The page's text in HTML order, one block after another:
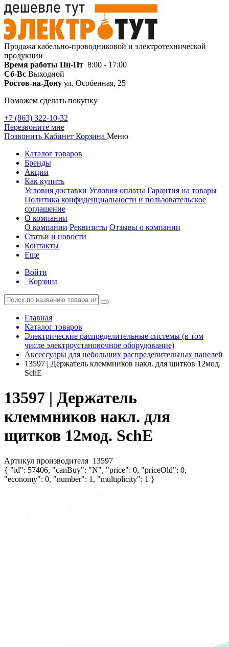
Продажа кабельно-проводниковой и электротехнической
продукции
Время работы Пн-Пт 8:00 - 17:00
Сб-Вс Выходной
Ростов-на-Дону ул. Особенная, 25
Поможем сделать покупку
+7 (863) 322-10-32
Перезвоните мне
Позвонить Кабинет Корзина Меню
Каталог товаров
Бренды
Акции
Как купить
Условия доставки Условия оплаты Гарантия на товары
Политика конфиденциальности и пользовательское
соглашение
О компании
О компании Реквизиты Отзывы о компании
Статьи и новости
Контакты
Еще
Войти
Корзина
Главная
Каталог товаров
Электрические распределительные системы (в том
числе электроустановочное оборудование)
Аксессуары для небольших распределительных панелей
13597 | Держатель клеммников накл. для щитков 12мод.
SchE
13597 | Держатель
клеммников накл. для
щитков 12мод. SchE
Артикул производителя 13597
{ "id": 57406, "canBuy": "N", "price": 0, "priceOld": 0,
"economy": 0, "number": 1, "multiplicity": 1 }